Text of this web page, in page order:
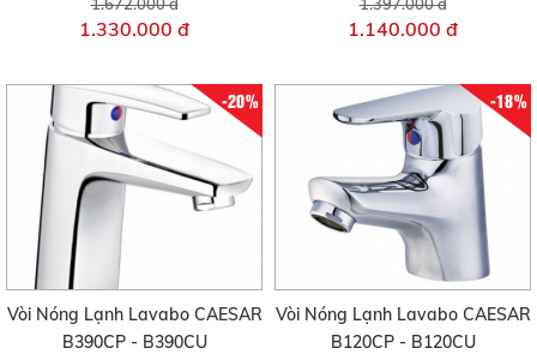
1.330.000 đ 1.140.000 đ
-20%
Vòi Nóng Lạnh Lavabo CAESAR
B390CP - B390CU
-18%
Vòi Nóng Lạnh Lavabo CAESAR
B120CP - B120CU